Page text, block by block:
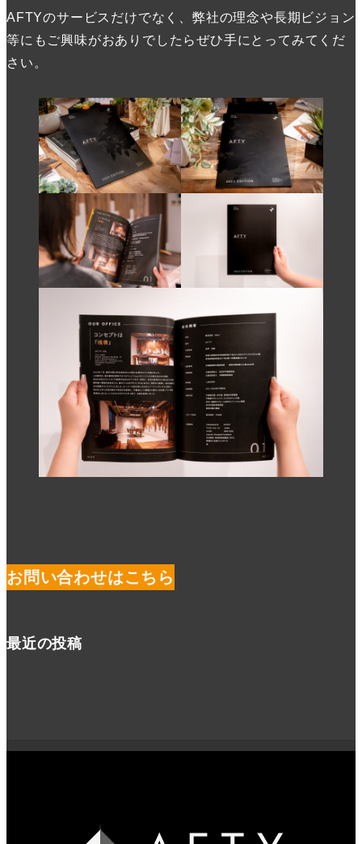
AFTYのサービスだけでなく、弊社の理念や長期ビジョン
等にもご興味がおありでしたらぜひ手にとってみてくだ
さい。
お問い合わせはこちら
最近の投稿